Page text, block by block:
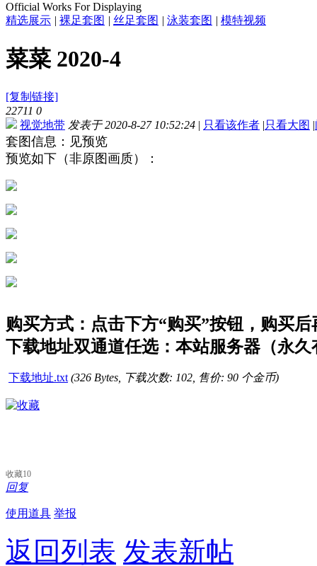
Official Works For Displaying
精选展示 | 裸足套图 | 丝足套图 | 泳装套图 | 模特视频
菜菜 2020-4
[复制链接]
22711 0
视觉地带 发表于 2020-8-27 10:52:24 | 只看该作者 |只看大图 |
套图信息：见预览
预览如下（非原图画质）：
购买方式：点击下方“购买”按钮，购买
下载地址双通道任选：本站服务器（永
下载地址.txt (326 Bytes, 下载次数: 102, 售价: 90 个金币)
收藏10
回复
使用道具 举报
返回列表 发表新帖